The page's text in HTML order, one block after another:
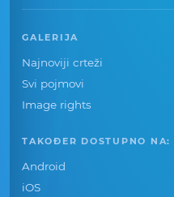
GALERIJA
Najnoviji crteži
Svi pojmovi
Image rights
TAKOĐER DOSTUPNO NA:
Android
iOS